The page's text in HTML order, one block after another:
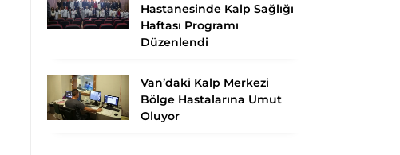
Hastanesinde Kalp Sağlığı
Haftası Programı
Düzenlendi
Van’daki Kalp Merkezi
Bölge Hastalarına Umut
Oluyor